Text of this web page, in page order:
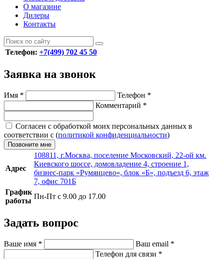
О магазине
Дилеры
Контакты
Телефон: +7(499) 702 45 50
Заявка на звонок
Имя * Телефон *
Комментарий *
Согласен с обработкой моих персональных данных в
соответствии с (политикой конфиденциальности)
Позвоните мне
Адрес
108811, г.Москва, поселение Московский, 22-ой км.
Киевского шоссе, домовладение 4, строение 1,
бизнес-парк «Румянцево», блок «Б», подъезд 6, этаж
7, офис 701Б
График
работы
Пн-Пт с 9.00 до 17.00
Задать вопрос
Ваше имя * Ваш email *
Телефон для связи *